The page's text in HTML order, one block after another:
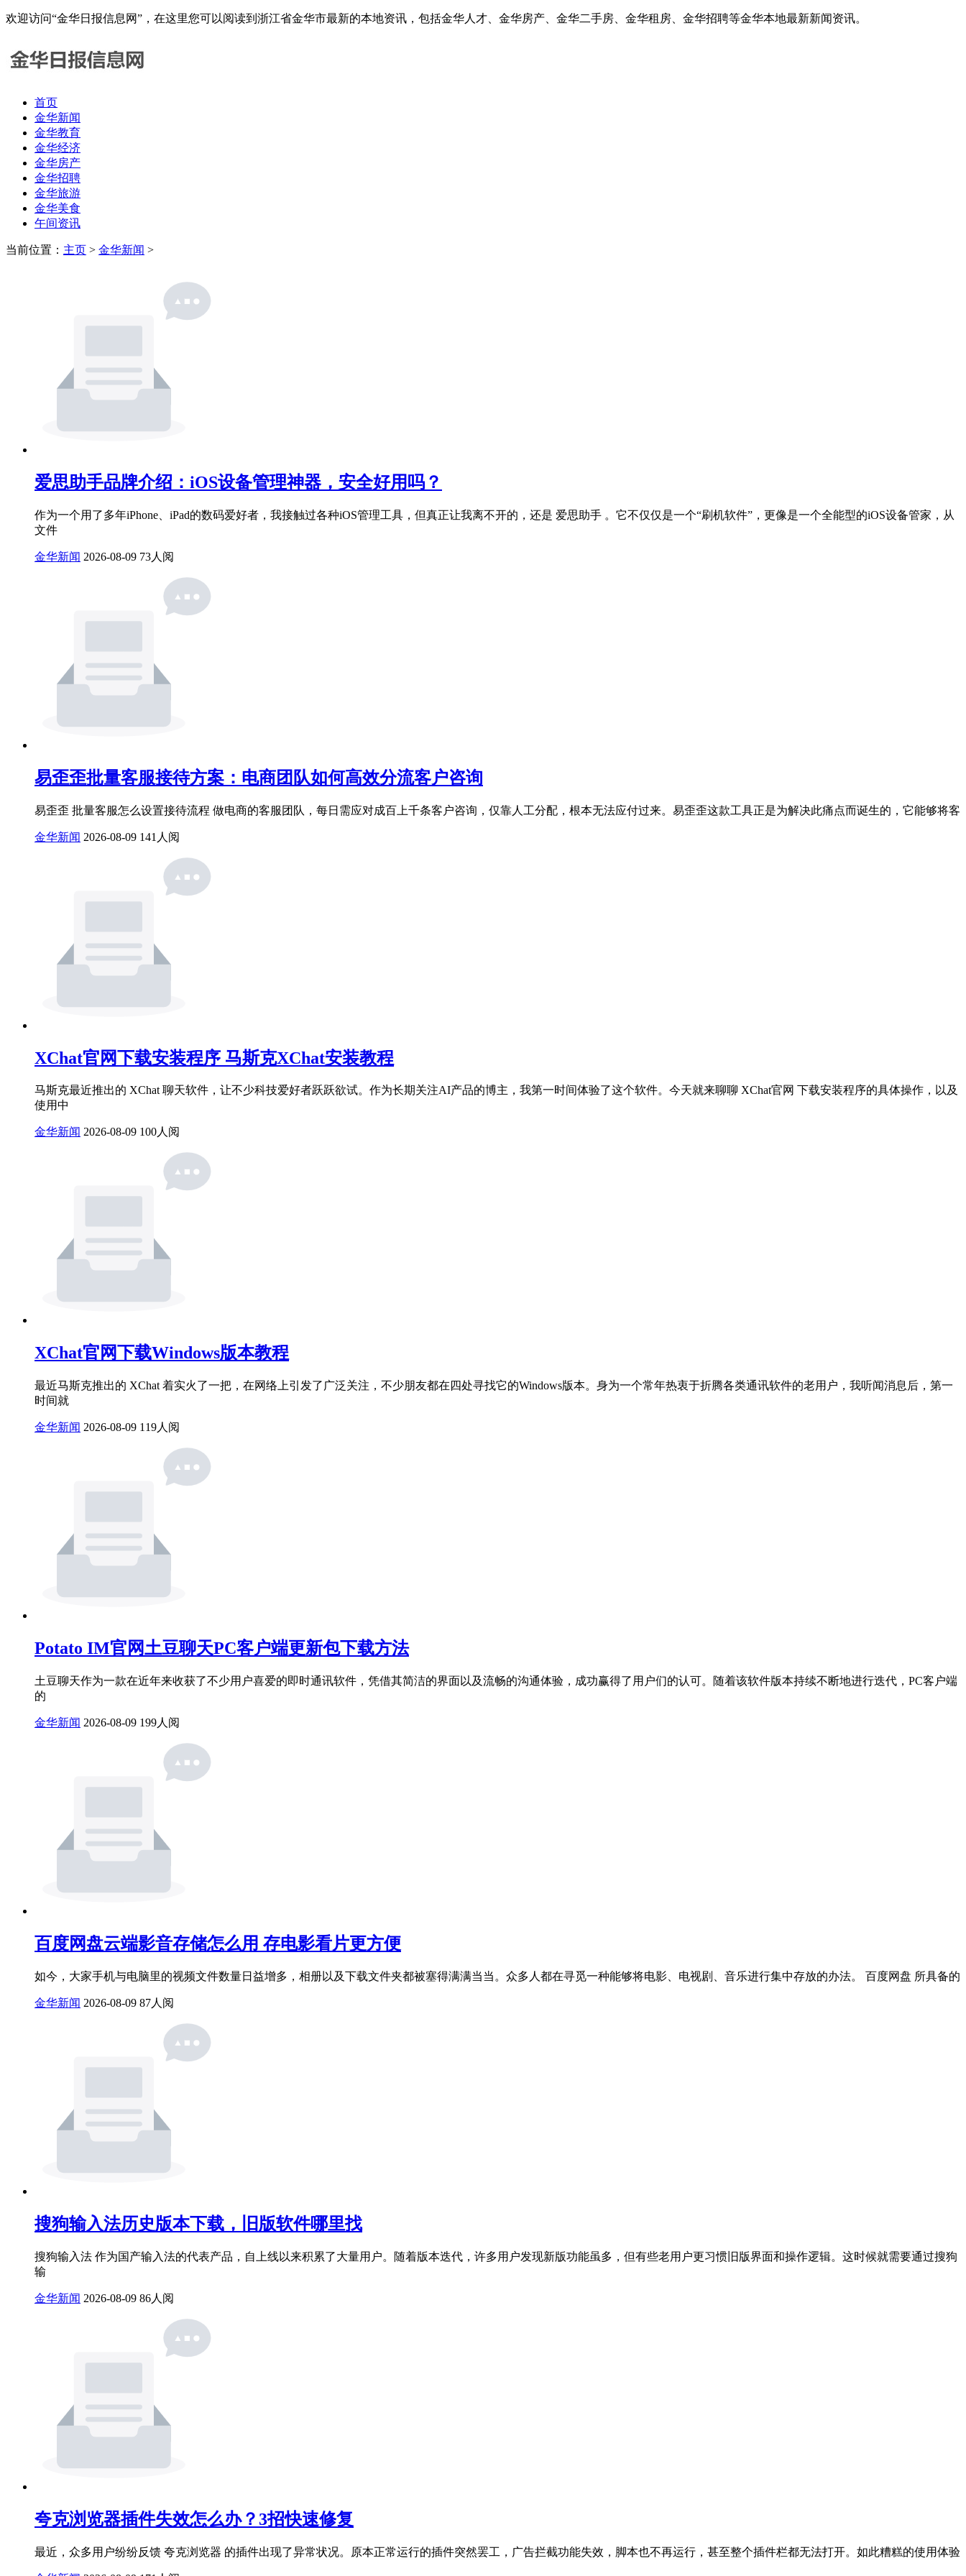
欢迎访问“金华日报信息网”，在这里您可以阅读到浙江省金华市最新的本地资讯，包括金华人才、金华房产、金华二手房、金华租房、金华招聘等金华本地最新新闻资讯。
首页
金华新闻
金华教育
金华经济
金华房产
金华招聘
金华旅游
金华美食
午间资讯
当前位置： 主页 > 金华新闻 >
爱思助手品牌介绍：iOS设备管理神器，安全好用吗？
作为一个用了多年iPhone、iPad的数码爱好者，我接触过各种iOS管理工具，但真正让我离不开的，还是 爱思助手 。它不仅仅是一个“刷机软件”，更像是一个全能型的iOS设备管家，从
文件
金华新闻 2026-08-09 73人阅
易歪歪批量客服接待方案：电商团队如何高效分流客户咨询
易歪歪 批量客服怎么设置接待流程 做电商的客服团队，每日需应对成百上千条客户咨询，仅靠人工分配，根本无法应付过来。易歪歪这款工具正是为解决此痛点而诞生的，它能够将客
金华新闻 2026-08-09 141人阅
XChat官网下载安装程序 马斯克XChat安装教程
马斯克最近推出的 XChat 聊天软件，让不少科技爱好者跃跃欲试。作为长期关注AI产品的博主，我第一时间体验了这个软件。今天就来聊聊 XChat官网 下载安装程序的具体操作，以及
使用中
金华新闻 2026-08-09 100人阅
XChat官网下载Windows版本教程
最近马斯克推出的 XChat 着实火了一把，在网络上引发了广泛关注，不少朋友都在四处寻找它的Windows版本。身为一个常年热衷于折腾各类通讯软件的老用户，我听闻消息后，第一
时间就
金华新闻 2026-08-09 119人阅
Potato IM官网土豆聊天PC客户端更新包下载方法
土豆聊天作为一款在近年来收获了不少用户喜爱的即时通讯软件，凭借其简洁的界面以及流畅的沟通体验，成功赢得了用户们的认可。随着该软件版本持续不断地进行迭代，PC客户端
的
金华新闻 2026-08-09 199人阅
百度网盘云端影音存储怎么用 存电影看片更方便
如今，大家手机与电脑里的视频文件数量日益增多，相册以及下载文件夹都被塞得满满当当。众多人都在寻觅一种能够将电影、电视剧、音乐进行集中存放的办法。 百度网盘 所具备的
金华新闻 2026-08-09 87人阅
搜狗输入法历史版本下载，旧版软件哪里找
搜狗输入法 作为国产输入法的代表产品，自上线以来积累了大量用户。随着版本迭代，许多用户发现新版功能虽多，但有些老用户更习惯旧版界面和操作逻辑。这时候就需要通过搜狗
输
金华新闻 2026-08-09 86人阅
夸克浏览器插件失效怎么办？3招快速修复
最近，众多用户纷纷反馈 夸克浏览器 的插件出现了异常状况。原本正常运行的插件突然罢工，广告拦截功能失效，脚本也不再运行，甚至整个插件栏都无法打开。如此糟糕的使用体验